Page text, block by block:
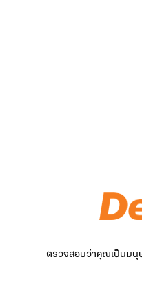
ตรวจสอบว่าคุณเป็นมนุ